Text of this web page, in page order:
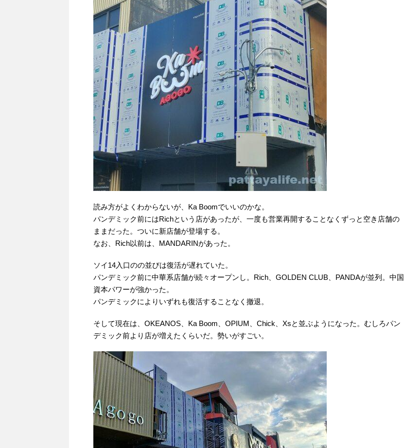
読み方がよくわからないが、Ka Boomでいいのかな。
パンデミック前にはRichという店があったが、一度も営業再開することなくずっと空き店舗の
ままだった。ついに新店舗が登場する。
なお、Rich以前は、MANDARINがあった。
ソイ14入口のの並びは復活が遅れていた。
パンデミック前に中華系店舗が続々オープンし。Rich、GOLDEN CLUB、PANDAが並列。中国
資本パワーが強かった。
パンデミックによりいずれも復活することなく撤退。
そして現在は、OKEANOS、Ka Boom、OPIUM、Chick、Xsと並ぶようになった。むしろパン
デミック前より店が増えたくらいだ。勢いがすごい。